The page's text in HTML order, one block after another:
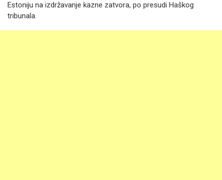
Estoniju na izdržavanje kazne zatvora, po presudi Haškog
tribunala.